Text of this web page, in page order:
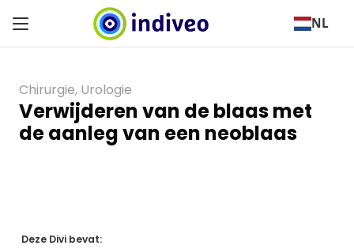
NL
Chirurgie, Urologie
Verwijderen van de blaas met
de aanleg van een neoblaas
Deze Divi bevat: